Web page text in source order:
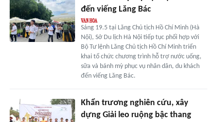
đến viếng Lăng Bác
Sáng 19.5 tại Lăng Chủ tịch Hồ Chí Minh (Hà
Nội), Sở Du lịch Hà Nội tiếp tục phối hợp với
Bộ Tư lệnh Lăng Chủ tịch Hồ Chí Minh triển
khai tổ chức chương trình hỗ trợ nước uống,
sữa và bánh mỳ phục vụ nhân dân, du khách
đến viếng Lăng Bác.
Khẩn trương nghiên cứu, xây
dựng Giải leo ruộng bậc thang